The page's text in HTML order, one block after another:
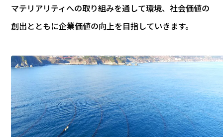
マテリアリティへの取り組みを通して環境、社会価値の
創出とともに企業価値の向上を目指していきます。